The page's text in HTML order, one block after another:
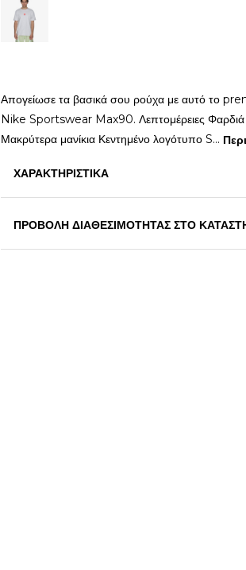
Απογείωσε τα βασικά σου ρούχα με αυτό το
Nike Sportswear Max90. Λεπτομέρειες Φαρδιά
Μακρύτερα μανίκια Κεντημένο λογότυπο S...
ΧΑΡΑΚΤΗΡΙΣΤΙΚΑ
ΠΡΟΒΟΛΗ ΔΙΑΘΕΣΙΜΟΤΗΤΑΣ ΣΤΟ